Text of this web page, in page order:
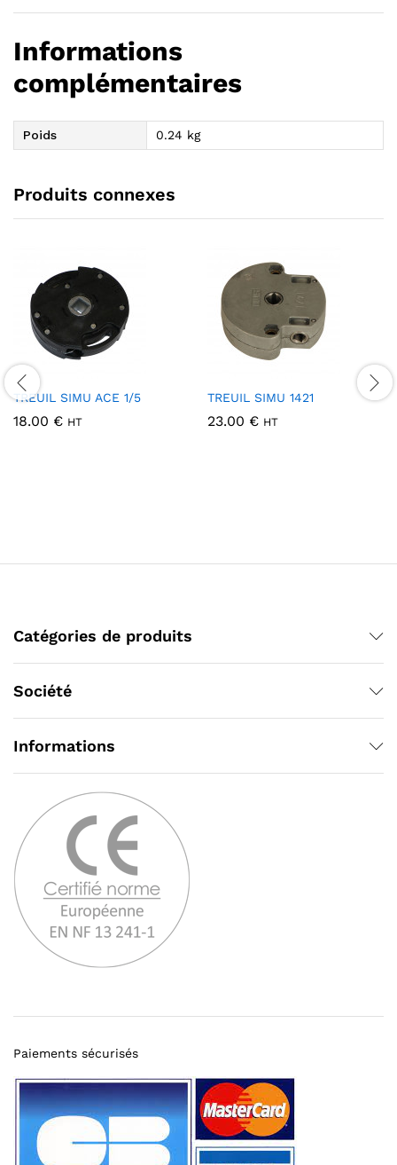
Informations
complémentaires
Poids 0.24 kg
Produits connexes
TREUIL SIMU ACE 1/5
18.00 € HT
TREUIL SIMU 1421
23.00 € HT
Catégories de produits
Société
Informations
Paiements sécurisés